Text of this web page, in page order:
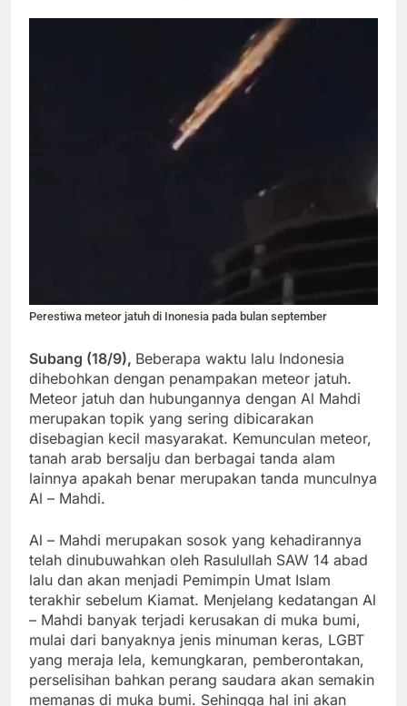
Perestiwa meteor jatuh di Inonesia pada bulan september
Subang (18/9), Beberapa waktu lalu Indonesia
dihebohkan dengan penampakan meteor jatuh.
Meteor jatuh dan hubungannya dengan Al Mahdi
merupakan topik yang sering dibicarakan
disebagian kecil masyarakat. Kemunculan meteor,
tanah arab bersalju dan berbagai tanda alam
lainnya apakah benar merupakan tanda munculnya
Al – Mahdi.
Al – Mahdi merupakan sosok yang kehadirannya
telah dinubuwahkan oleh Rasulullah SAW 14 abad
lalu dan akan menjadi Pemimpin Umat Islam
terakhir sebelum Kiamat. Menjelang kedatangan Al
– Mahdi banyak terjadi kerusakan di muka bumi,
mulai dari banyaknya jenis minuman keras, LGBT
yang meraja lela, kemungkaran, pemberontakan,
perselisihan bahkan perang saudara akan semakin
memanas di muka bumi. Sehingga hal ini akan